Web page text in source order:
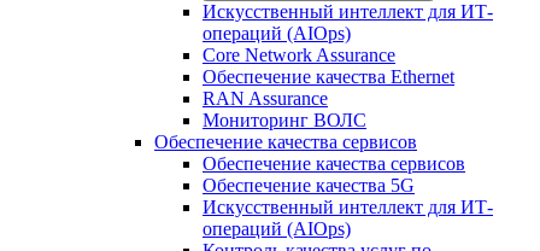
Искусственный интеллект для ИТ-
операций (AIOps)
Core Network Assurance
Обеспечение качества Ethernet
RAN Assurance
Мониторинг ВОЛС
Обеспечение качества сервисов
Обеспечение качества сервисов
Обеспечение качества 5G
Искусственный интеллект для ИТ-
операций (AIOps)